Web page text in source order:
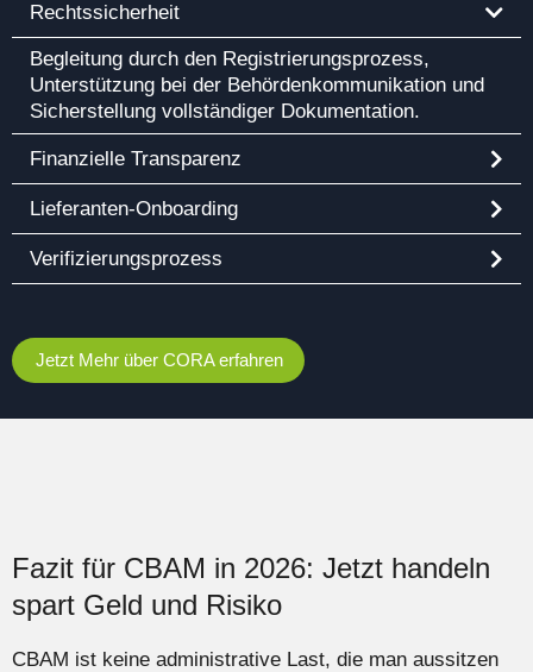
Rechtssicherheit
Begleitung durch den Registrierungsprozess,
Unterstützung bei der Behördenkommunikation und
Sicherstellung vollständiger Dokumentation.
Finanzielle Transparenz
Lieferanten-Onboarding
Verifizierungsprozess
Jetzt Mehr über CORA erfahren
Fazit für CBAM in 2026: Jetzt handeln
spart Geld und Risiko
CBAM ist keine administrative Last, die man aussitzen